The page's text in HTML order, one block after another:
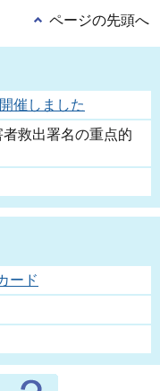
ページの先頭へ
催しました
救出署名の重点的
ード